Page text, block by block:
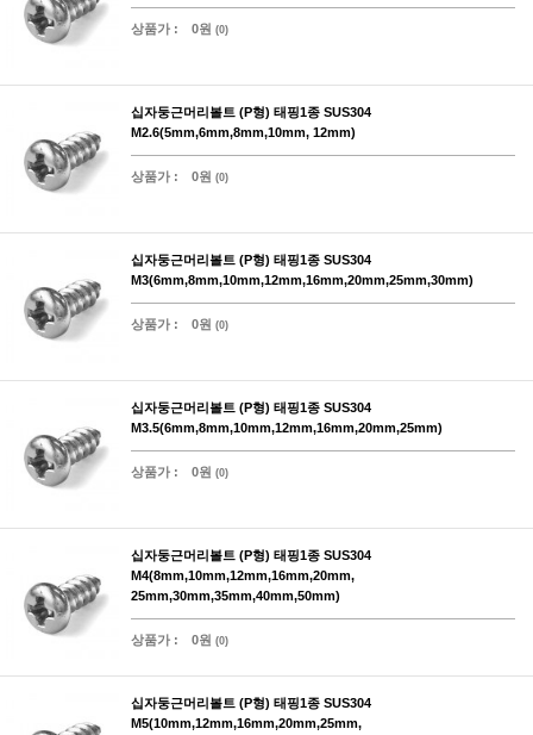
상품가 : 0원 (0)
십자둥근머리볼트 (P형) 태핑1종 SUS304
M2.6(5mm,6mm,8mm,10mm, 12mm)
상품가 : 0원 (0)
십자둥근머리볼트 (P형) 태핑1종 SUS304
M3(6mm,8mm,10mm,12mm,16mm,20mm,25mm,30mm)
상품가 : 0원 (0)
십자둥근머리볼트 (P형) 태핑1종 SUS304
M3.5(6mm,8mm,10mm,12mm,16mm,20mm,25mm)
상품가 : 0원 (0)
십자둥근머리볼트 (P형) 태핑1종 SUS304
M4(8mm,10mm,12mm,16mm,20mm,
25mm,30mm,35mm,40mm,50mm)
상품가 : 0원 (0)
십자둥근머리볼트 (P형) 태핑1종 SUS304
M5(10mm,12mm,16mm,20mm,25mm,